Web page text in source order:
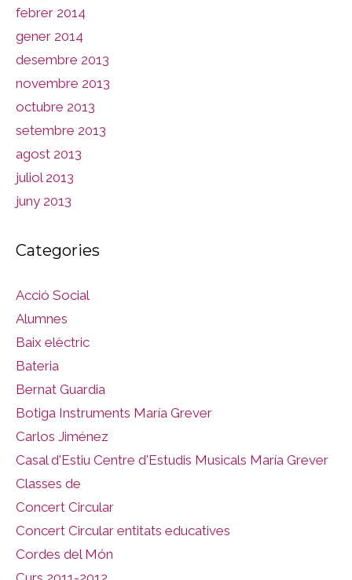
febrer 2014
gener 2014
desembre 2013
novembre 2013
octubre 2013
setembre 2013
agost 2013
juliol 2013
juny 2013
Categories
Acció Social
Alumnes
Baix elèctric
Bateria
Bernat Guardia
Botiga Instruments María Grever
Carlos Jiménez
Casal d'Estiu Centre d'Estudis Musicals María Grever
Classes de
Concert Circular
Concert Circular entitats educatives
Cordes del Món